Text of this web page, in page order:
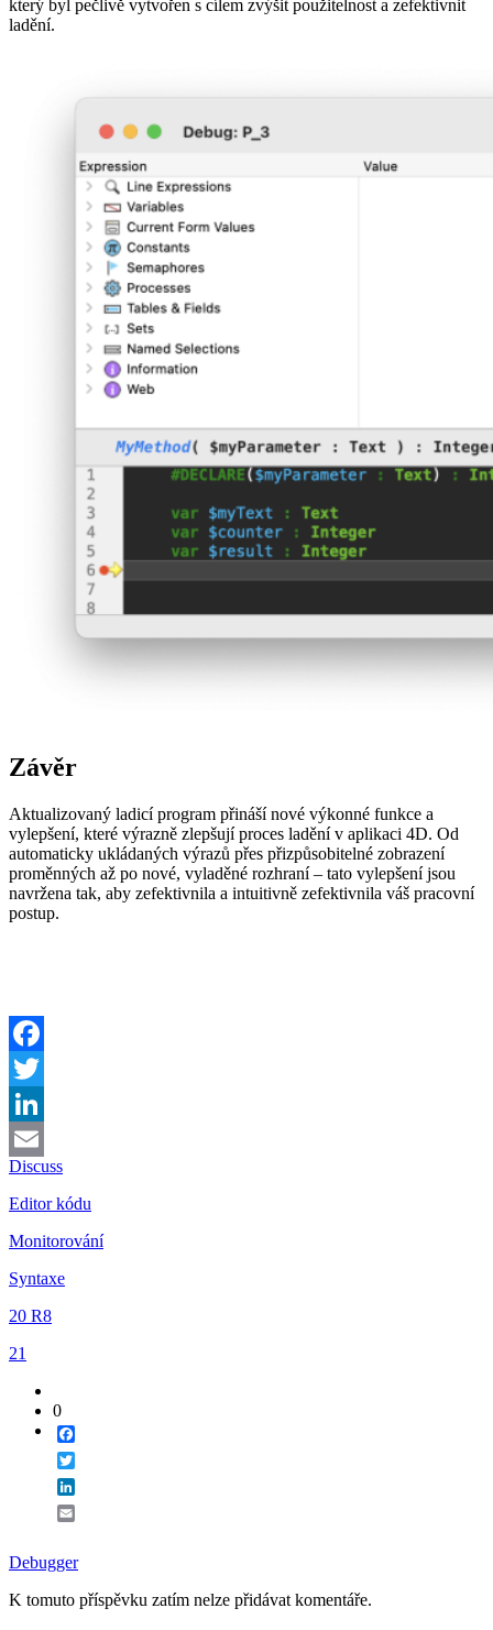
který byl pečlivě vytvořen s cílem zvýšit použitelnost a zefektivnit
ladění.
Závěr
Aktualizovaný ladicí program přináší nové výkonné funkce a
vylepšení, které výrazně zlepšují proces ladění v aplikaci 4D. Od
automaticky ukládaných výrazů přes přizpůsobitelné zobrazení
proměnných až po nové, vyladěné rozhraní – tato vylepšení jsou
navržena tak, aby zefektivnila a intuitivně zefektivnila váš pracovní
postup.
Facebook
Twitter
LinkedIn
Email
Discuss
Editor kódu
Monitorování
Syntaxe
20 R8
21
0
Debugger
K tomuto příspěvku zatím nelze přidávat komentáře.